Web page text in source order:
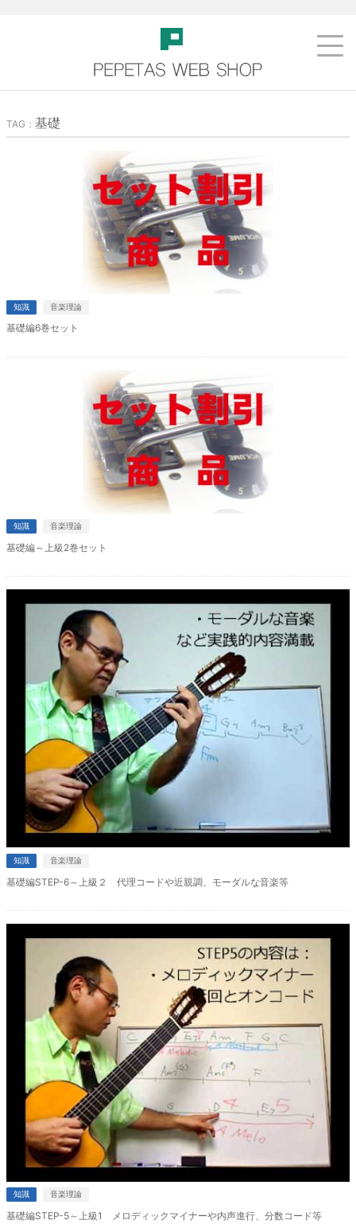
TAG： 基礎
知識 音楽理論
基礎編6巻セット
知識 音楽理論
基礎編～上級2巻セット
知識 音楽理論
基礎編STEP-6～上級２ 代理コードや近親調、モーダルな音楽等
知識 音楽理論
基礎編STEP-5～上級1 メロディックマイナーや内声進行、分数コード等